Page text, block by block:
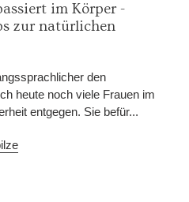
im Körper -
zur natürlichen
den
heute noch viele Frauen im
entgegen. Sie befür...